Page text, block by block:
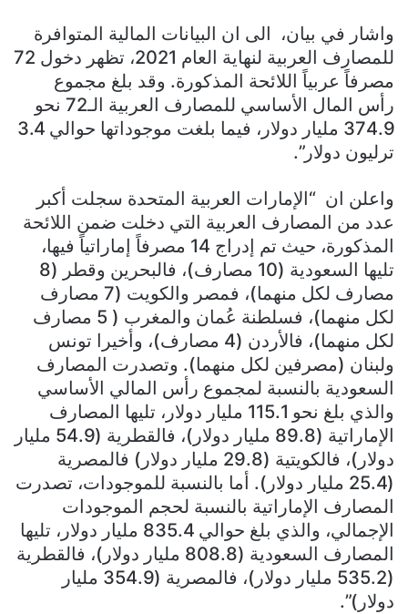
واشار في بيان، الى ان البيانات المالية المتوافرة
للمصارف العربية لنهاية العام 2021، تظهر دخول 72
مصرفاً عربياً اللائحة المذكورة. وقد بلغ مجموع
رأس المال الأساسي للمصارف العربية الـ72 نحو
374.9 مليار دولار، فيما بلغت موجوداتها حوالي 3.4
ترليون دولار”.
واعلن ان “الإمارات العربية المتحدة سجلت أكبر
عدد من المصارف العربية التي دخلت ضمن اللائحة
المذكورة، حيث تم إدراج 14 مصرفاً إماراتياً فيها،
تليها السعودية (10 مصارف)، فالبحرين وقطر (8
مصارف لكل منهما)، فمصر والكويت (7 مصارف
لكل منهما)، فسلطنة عُمان والمغرب ( 5 مصارف
لكل منهما)، فالأردن (4 مصارف)، وأخيرا تونس
ولبنان (مصرفين لكل منهما). وتصدرت المصارف
السعودية بالنسبة لمجموع رأس المالي الأساسي
والذي بلغ نحو 115.1 مليار دولار، تليها المصارف
الإماراتية (89.8 مليار دولار)، فالقطرية (54.9 مليار
دولار)، فالكويتية (29.8 مليار دولار) فالمصرية
(25.4 مليار دولار). أما بالنسبة للموجودات، تصدرت
المصارف الإماراتية بالنسبة لحجم الموجودات
الإجمالي، والذي بلغ حوالي 835.4 مليار دولار، تليها
المصارف السعودية (808.8 مليار دولار)، فالقطرية
(535.2 مليار دولار)، فالمصرية (354.9 مليار
دولار)”.